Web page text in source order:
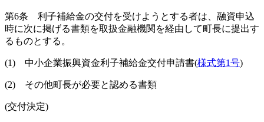
第6条
利子補給金の交付を受けようとする者は、融資申込
時に次に掲げる書類を取扱金融機関を経由して町長に提出す
るものとする。
(1) 中小企業振興資金利子補給金交付申請書(様式第1号)
(2) その他町長が必要と認める書類
(交付決定)